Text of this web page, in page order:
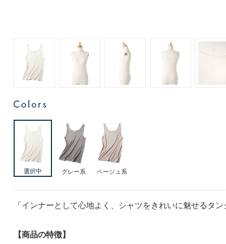
グレー系 ベージュ系
「インナーとして心地よく、シャツをきれいに魅せるタ
【商品の特徴】